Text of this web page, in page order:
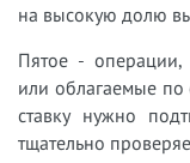
на высокую долю
Пятое -
или облагаемые по
ставку нужно
тщательно